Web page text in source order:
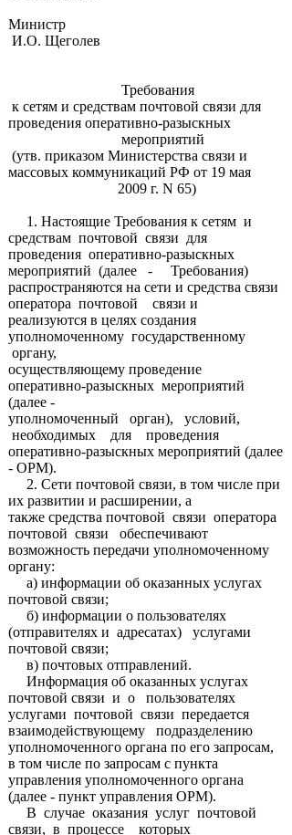
Министр
И.О. Щеголев
Требования
к сетям и средствам почтовой связи для
проведения оперативно-разыскных
мероприятий
(утв. приказом Министерства связи и
массовых коммуникаций РФ от 19 мая
2009 г. N 65)
1. Настоящие Требования к сетям и
средствам почтовой связи для
проведения оперативно-разыскных
мероприятий (далее - Требования)
распространяются на сети и средства связи
оператора почтовой связи и
реализуются в целях создания
уполномоченному государственному
органу,
осуществляющему проведение
оперативно-разыскных мероприятий
(далее -
уполномоченный орган), условий,
необходимых для проведения
оперативно-разыскных мероприятий (далее
- ОРМ).
2. Сети почтовой связи, в том числе при
их развитии и расширении, а
также средства почтовой связи оператора
почтовой связи обеспечивают
возможность передачи уполномоченному
органу:
а) информации об оказанных услугах
почтовой связи;
б) информации о пользователях
(отправителях и адресатах) услугами
почтовой связи;
в) почтовых отправлений.
Информация об оказанных услугах
почтовой связи и о пользователях
услугами почтовой связи передается
взаимодействующему подразделению
уполномоченного органа по его запросам,
в том числе по запросам с пункта
управления уполномоченного органа
(далее - пункт управления ОРМ).
В случае оказания услуг почтовой
связи, в процессе которых